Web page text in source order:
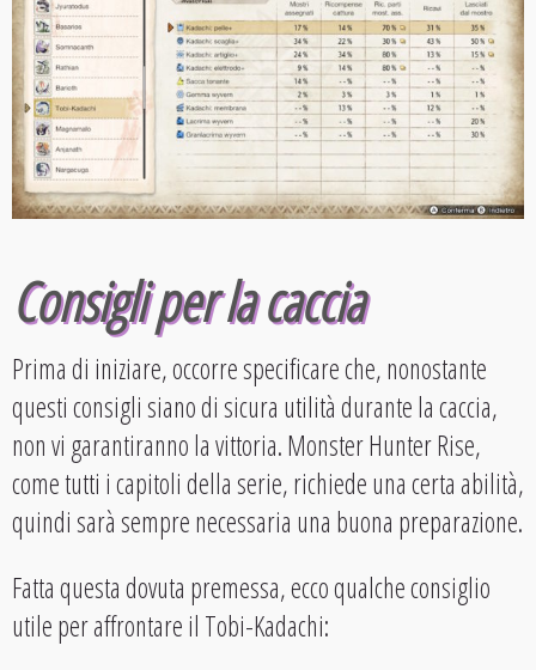
Consigli per la caccia
Prima di iniziare, occorre specificare che, nonostante
questi consigli siano di sicura utilità durante la caccia,
non vi garantiranno la vittoria. Monster Hunter Rise,
come tutti i capitoli della serie, richiede una certa abilità,
quindi sarà sempre necessaria una buona preparazione.
Fatta questa dovuta premessa, ecco qualche consiglio
utile per affrontare il Tobi-Kadachi: